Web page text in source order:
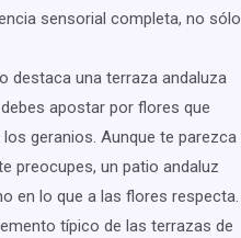
sensorial completa, no sólo
destaca una terraza andaluza
apostar por flores que
geranios. Aunque te parezca
preocupes, un patio andaluz
en lo que a las flores respecta.
típico de las terrazas de